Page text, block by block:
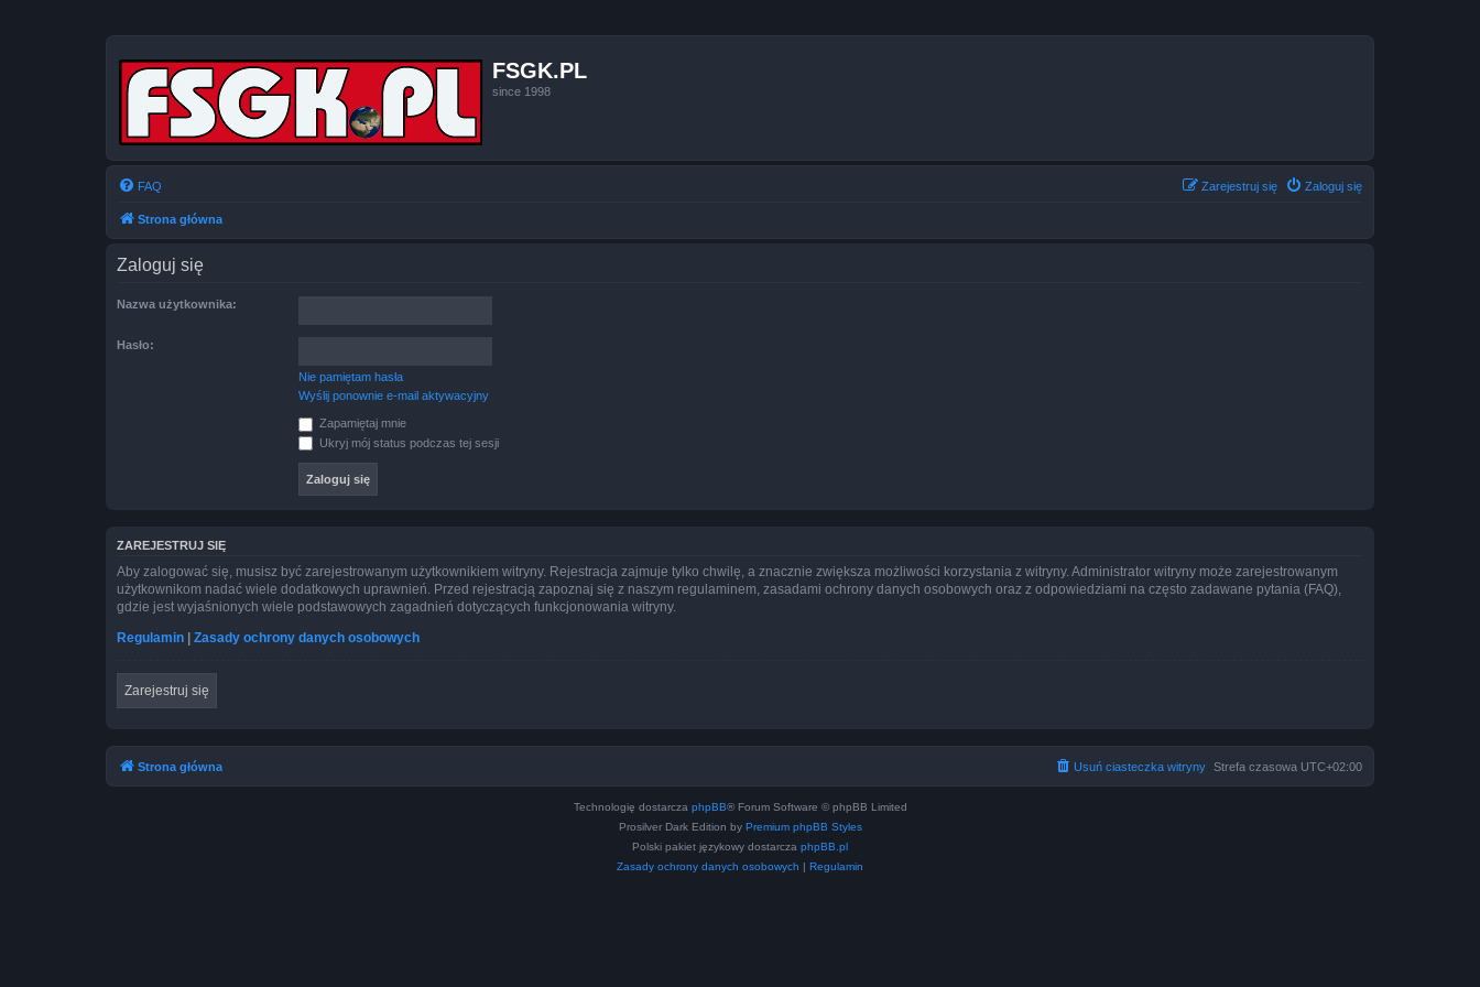
FSGK.PL
since 1998
FAQ Zaloguj się
Zarejestruj się
Strona główna
Zaloguj się
Nazwa użytkownika:
Hasło:
Nie pamiętam hasła
Wyślij ponownie e-mail aktywacyjny
Zapamiętaj mnie
Ukryj mój status podczas tej sesji
ZAREJESTRUJ SIĘ
Aby zalogować się, musisz być zarejestrowanym użytkownikiem witryny. Rejestracja zajmuje tylko chwilę, a znacznie zwiększa możliwości korzystania z witryny. Administrator witryny może zarejestrowanym
użytkownikom nadać wiele dodatkowych uprawnień. Przed rejestracją zapoznaj się z naszym regulaminem, zasadami ochrony danych osobowych oraz z odpowiedziami na często zadawane pytania (FAQ),
gdzie jest wyjaśnionych wiele podstawowych zagadnień dotyczących funkcjonowania witryny.
Regulamin | Zasady ochrony danych osobowych
Zarejestruj się
Strona główna Strefa czasowa UTC+02:00
Usuń ciasteczka witryny
Technologię dostarcza phpBB® Forum Software © phpBB Limited
Prosilver Dark Edition by Premium phpBB Styles
Polski pakiet językowy dostarcza phpBB.pl
Zasady ochrony danych osobowych | Regulamin